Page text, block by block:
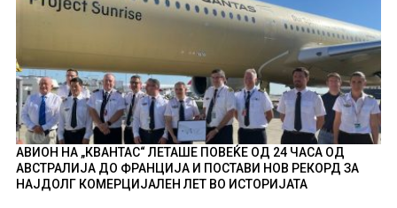
АВИОН НА „КВАНТАС“ ЛЕТАШЕ ПОВЕЌЕ ОД 24 ЧАСА ОД
АВСТРАЛИЈА ДО ФРАНЦИЈА И ПОСТАВИ НОВ РЕКОРД ЗА
НАЈДОЛГ КОМЕРЦИЈАЛЕН ЛЕТ ВО ИСТОРИЈАТА